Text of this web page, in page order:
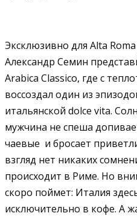
Эксклюзивно для Alta
Александр Семин
Arabica Classico, где с
воссоздал один из
итальянской dolce vita.
мужчина не спеша
чаевые и бросает
взгляд нет никаких
происходит в Риме. Но
скоро поймет: Италия
исключительно в кофе. А